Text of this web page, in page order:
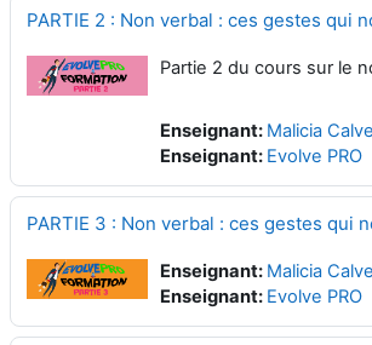
PARTIE 2 : Non verbal : ces gestes qui
Partie 2 du cours sur le
Enseignant: Malicia
Enseignant: Evolve PRO
PARTIE 3 : Non verbal : ces gestes qui
Enseignant: Malicia
Enseignant: Evolve PRO